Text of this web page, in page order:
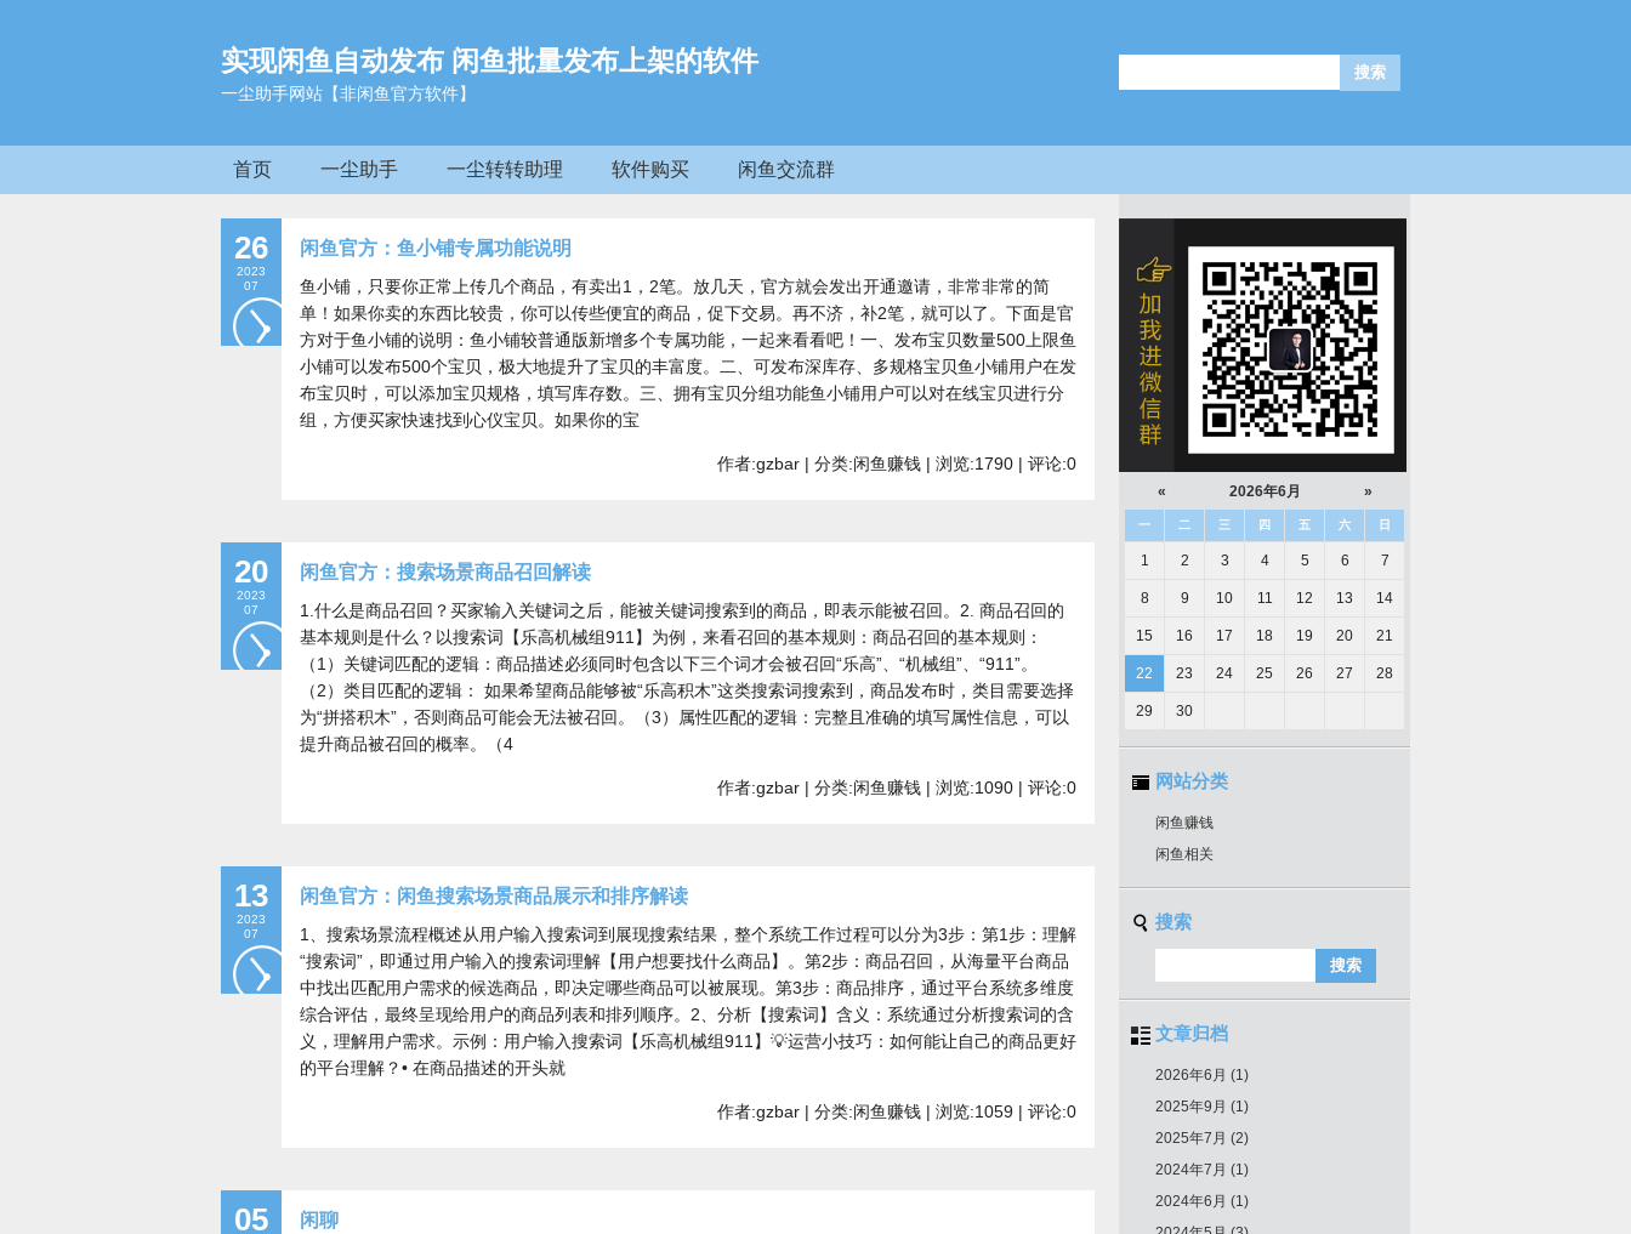
实现闲鱼自动发布 闲鱼批量发布上架的软件
一尘助手网站【非闲鱼官方软件】
首页 一尘助手 一尘转转助理 软件购买 闲鱼交流群
26
2023
07
闲鱼官方：鱼小铺专属功能说明
鱼小铺，只要你正常上传几个商品，有卖出1，2笔。放几天，官方就会发出开通邀请，非常非常的简
单！如果你卖的东西比较贵，你可以传些便宜的商品，促下交易。再不济，补2笔，就可以了。下面是官
方对于鱼小铺的说明：鱼小铺较普通版新增多个专属功能，一起来看看吧！一、发布宝贝数量500上限鱼
小铺可以发布500个宝贝，极大地提升了宝贝的丰富度。二、可发布深库存、多规格宝贝鱼小铺用户在发
布宝贝时，可以添加宝贝规格，填写库存数。三、拥有宝贝分组功能鱼小铺用户可以对在线宝贝进行分
组，方便买家快速找到心仪宝贝。如果你的宝
作者:gzbar | 分类:闲鱼赚钱 | 浏览:1790 | 评论:0
20
2023
07
闲鱼官方：搜索场景商品召回解读
1.什么是商品召回？买家输入关键词之后，能被关键词搜索到的商品，即表示能被召回。2. 商品召回的
基本规则是什么？以搜索词【乐高机械组911】为例，来看召回的基本规则：商品召回的基本规则：
（1）关键词匹配的逻辑：商品描述必须同时包含以下三个词才会被召回“乐高”、“机械组”、“911”。
（2）类目匹配的逻辑： 如果希望商品能够被“乐高积木”这类搜索词搜索到，商品发布时，类目需要选择
为“拼搭积木”，否则商品可能会无法被召回。（3）属性匹配的逻辑：完整且准确的填写属性信息，可以
提升商品被召回的概率。（4
作者:gzbar | 分类:闲鱼赚钱 | 浏览:1090 | 评论:0
13
2023
07
闲鱼官方：闲鱼搜索场景商品展示和排序解读
1、搜索场景流程概述从用户输入搜索词到展现搜索结果，整个系统工作过程可以分为3步：第1步：理解
“搜索词”，即通过用户输入的搜索词理解【用户想要找什么商品】。第2步：商品召回，从海量平台商品
中找出匹配用户需求的候选商品，即决定哪些商品可以被展现。第3步：商品排序，通过平台系统多维度
综合评估，最终呈现给用户的商品列表和排列顺序。2、分析【搜索词】含义：系统通过分析搜索词的含
义，理解用户需求。示例：用户输入搜索词【乐高机械组911】💡运营小技巧：如何能让自己的商品更好
的平台理解？• 在商品描述的开头就
作者:gzbar | 分类:闲鱼赚钱 | 浏览:1059 | 评论:0
05 闲聊
« 2026年6月 »
一 二 三 四 五 六 日
1 2 3 4 5 6 7
8 9 10 11 12 13 14
15 16 17 18 19 20 21
22 23 24 25 26 27 28
29 30
网站分类
闲鱼赚钱
闲鱼相关
搜索
文章归档
2026年6月 (1)
2025年9月 (1)
2025年7月 (2)
2024年7月 (1)
2024年6月 (1)